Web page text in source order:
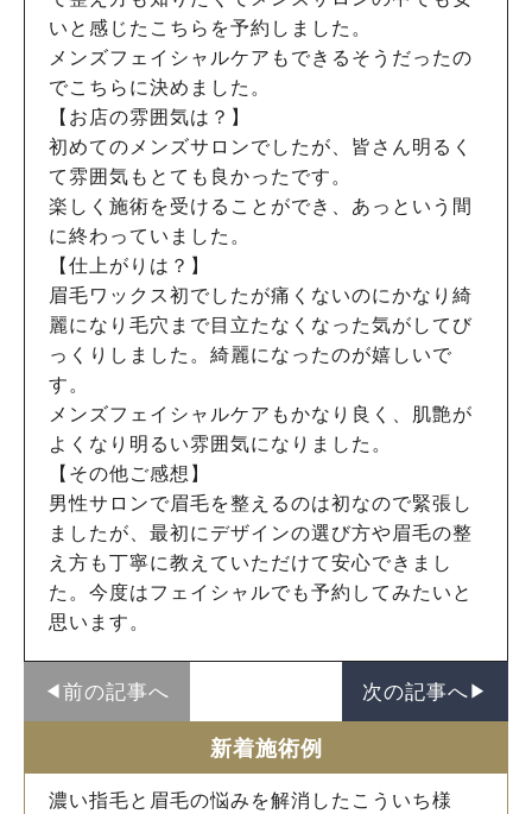
いと感じたこちらを予約しました。
メンズフェイシャルケアもできるそうだったの
でこちらに決めました。
【お店の雰囲気は？】
初めてのメンズサロンでしたが、皆さん明るく
て雰囲気もとても良かったです。
楽しく施術を受けることができ、あっという間
に終わっていました。
【仕上がりは？】
眉毛ワックス初でしたが痛くないのにかなり綺
麗になり毛穴まで目立たなくなった気がしてび
っくりしました。綺麗になったのが嬉しいで
す。
メンズフェイシャルケアもかなり良く、肌艶が
よくなり明るい雰囲気になりました。
【その他ご感想】
男性サロンで眉毛を整えるのは初なので緊張し
ましたが、最初にデザインの選び方や眉毛の整
え方も丁寧に教えていただけて安心できまし
た。今度はフェイシャルでも予約してみたいと
思います。
◀︎前の記事へ 次の記事へ▶︎
新着施術例
濃い指毛と眉毛の悩みを解消したこういち様